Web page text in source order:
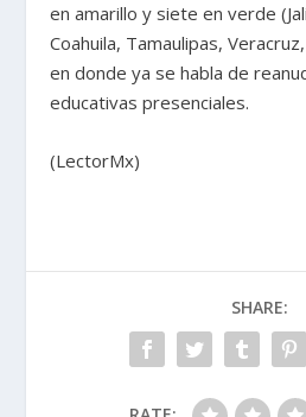
en amarillo y siete en verde
Coahuila, Tamaulipas,
en donde ya se habla de
educativas presenciales.
(LectorMx)
SHARE: